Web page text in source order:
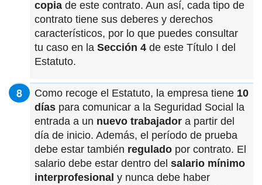
copia de este contrato. Aun así, cada tipo de
contrato tiene sus deberes y derechos
característicos, por lo que puedes consultar
tu caso en la Sección 4 de este Título I del
Estatuto.
Como recoge el Estatuto, la empresa tiene 10
días para comunicar a la Seguridad Social la
entrada a un nuevo trabajador a partir del
día de inicio. Además, el período de prueba
debe estar también regulado por contrato. El
salario debe estar dentro del salario mínimo
interprofesional y nunca debe haber